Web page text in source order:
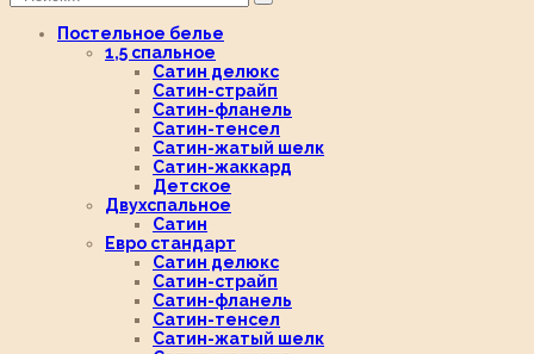
Постельное белье
1,5 спальное
Сатин делюкс
Сатин-страйп
Сатин-фланель
Сатин-тенсел
Сатин-жатый шелк
Сатин-жаккард
Детское
Двухспальное
Сатин
Евро стандарт
Сатин делюкс
Сатин-страйп
Сатин-фланель
Сатин-тенсел
Сатин-жатый шелк